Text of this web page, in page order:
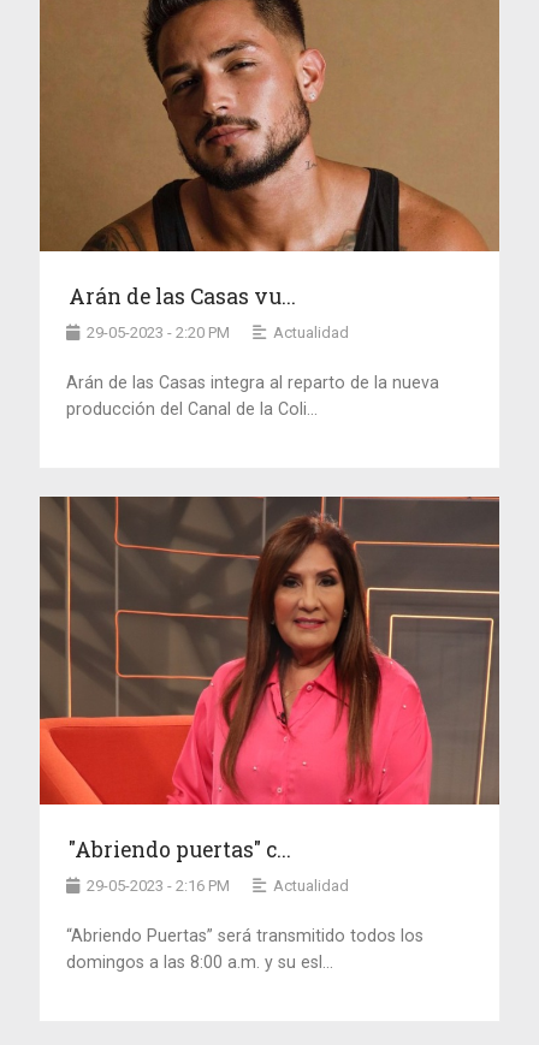
Arán de las Casas vu...
29-05-2023 - 2:20 PM Actualidad
Arán de las Casas integra al reparto de la nueva
producción del Canal de la Coli...
"Abriendo puertas" c...
29-05-2023 - 2:16 PM Actualidad
“Abriendo Puertas” será transmitido todos los
domingos a las 8:00 a.m. y su esl...